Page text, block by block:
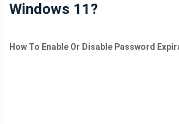
Windows 11?
How To Enable Or Disable Password